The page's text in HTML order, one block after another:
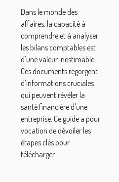
bilans
comptables
Dans le monde des
affaires, la capacité à
comprendre et à analyser
les bilans comptables est
d'une valeur inestimable.
Ces documents regorgent
d'informations cruciales
qui peuvent révéler la
santé financière d'une
entreprise. Ce guide a pour
vocation de dévoiler les
étapes clés pour
télécharger...